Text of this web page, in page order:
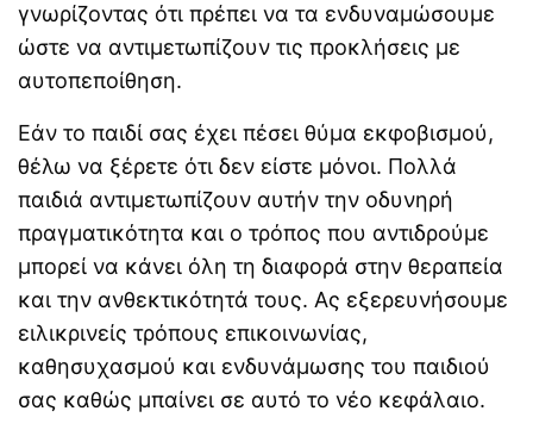
γνωρίζοντας ότι πρέπει να τα ενδυναμώσουμε
ώστε να αντιμετωπίζουν τις προκλήσεις με
αυτοπεποίθηση.
Εάν το παιδί σας έχει πέσει θύμα εκφοβισμού,
θέλω να ξέρετε ότι δεν είστε μόνοι. Πολλά
παιδιά αντιμετωπίζουν αυτήν την οδυνηρή
πραγματικότητα και ο τρόπος που αντιδρούμε
μπορεί να κάνει όλη τη διαφορά στην θεραπεία
και την ανθεκτικότητά τους. Ας εξερευνήσουμε
ειλικρινείς τρόπους επικοινωνίας,
καθησυχασμού και ενδυνάμωσης του παιδιού
σας καθώς μπαίνει σε αυτό το νέο κεφάλαιο.